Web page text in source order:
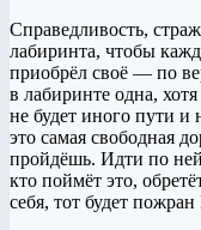
Справедливость,
лабиринта, чтобы
приобрёл своё — по
в лабиринте одна,
не будет иного пути и
это самая свободная
пройдёшь. Идти по
кто поймёт это,
себя, тот будет